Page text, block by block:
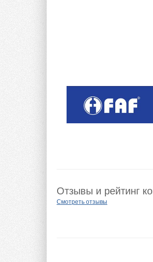
Отзывы и рейтинг
Смотреть отзывы